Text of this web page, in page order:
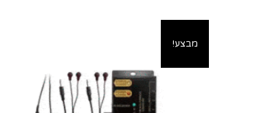
מבצע!